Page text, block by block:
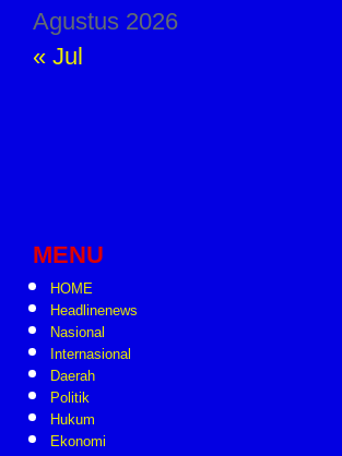
Agustus 2026
« Jul
MENU
HOME
Headlinenews
Nasional
Internasional
Daerah
Politik
Hukum
Ekonomi